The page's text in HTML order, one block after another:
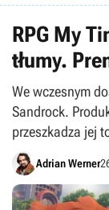
RPG My
tłumy.
We wczesnym
Sandrock.
przeszkadza jej
Adrian Werner